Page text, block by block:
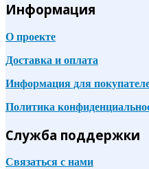
Информация
О проекте
Доставка и оплата
Информация для
Политика
Служба поддержки
Связаться с нами